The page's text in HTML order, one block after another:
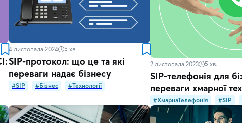
4 листопада 2024 5 хв.
SIP-протокол: що це та які
переваги надає бізнесу
#SIP #Бізнес #Технології
2 листопада 2023 5 хв.
SIP-телефонія для
переваги хмарної
#ХмарнаТелефонія #SIP